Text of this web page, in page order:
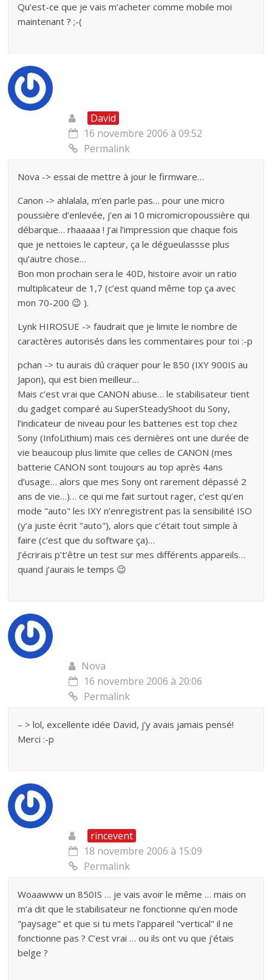
Qu’est-ce que je vais m’acheter comme mobile moi
maintenant ? ;-(
David
16 novembre 2006 à 09:52
Permalink
Nova -> essai de mettre à jour le firmware…
Canon -> ahlalala, m’en parle pas… pour une micro
poussière d’enlevée, j’en ai 10 micromicropoussière qui
débarque… rhaaaaa ! J’ai l’impression que chaque fois
que je nettoies le capteur, ça le dégueulassse plus
qu’autre chose…
Bon mon prochain sera le 40D, histoire avoir un ratio
multiplicateur de 1,7 (c’est quand même top ça avec
mon 70-200 😉 ).
Lynk HIROSUE -> faudrait que je limite le nombre de
caractères autorisés dans les commentaires pour toi :-p
pchan -> tu aurais dû craquer pour le 850 (IXY 900IS au
Japon), qui est bien meilleur…
Mais c’est vrai que CANON abuse… le stabilisateur tient
du gadget comparé au SuperSteadyShoot du Sony,
l’indicateur de niveau pour les batteries est top chez
Sony (InfoLithium) mais ces dernières ont une durée de
vie beaucoup plus limite que celles de CANON (mes
batterie CANON sont toujours au top après 4ans
d’usage… alors que mes Sony ont rarement dépassé 2
ans de vie…)… ce qui me fait surtout rager, c’est qu’en
mode "auto" les IXY n’enregistrent pas la sensibilité ISO
(y’a juste écrit "auto"), alors que c’était tout simple à
faire (c’est que du software ça)…
J’écrirais p’t’être un test sur mes différents appareils…
quand j’aurais le temps 😉
Nova
16 novembre 2006 à 20:06
Permalink
– > lol, excellente idée David, j’y avais jamais pensé!
Merci :-p
rincevent
18 novembre 2006 à 15:09
Permalink
Woaawww un 850IS … je vais avoir le même … mais on
m’a dit que le stabilisateur ne fonctionne qu’en mode
"paysage" et que si tu mets l’appareil "vertical" il ne
fonctionne pas ? C’est vrai … ou ils ont vu que j’étais
belge ?